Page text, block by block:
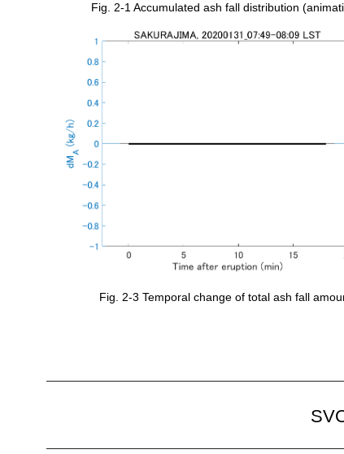
Fig. 2-1 Accumulated ash fall distribution
Fig. 2-3 Temporal change of total ash fall